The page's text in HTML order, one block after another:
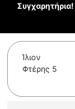
Συγχαρητήρια!
Ίλιον
Φτέρης 5